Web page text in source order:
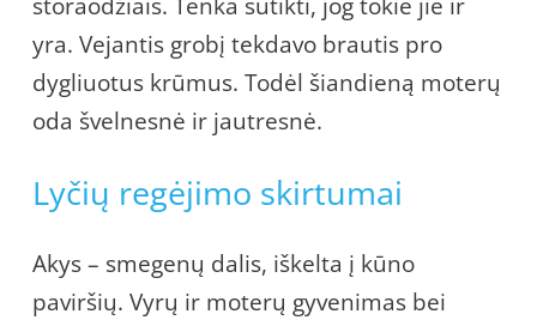
storaodžiais. Tenka sutikti, jog tokie jie ir
yra. Vejantis grobį tekdavo brautis pro
dygliuotus krūmus. Todėl šiandieną moterų
oda švelnesnė ir jautresnė.
Lyčių regėjimo skirtumai
Akys – smegenų dalis, iškelta į kūno
paviršių. Vyrų ir moterų gyvenimas bei